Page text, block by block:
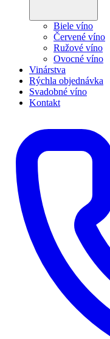
Biele víno
Červené víno
Ružové víno
Ovocné víno
Vinárstva
Rýchla objednávka
Svadobné víno
Kontakt